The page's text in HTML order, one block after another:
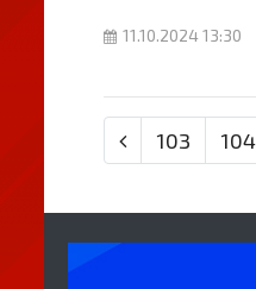
11.10.2024 13:30
103 104